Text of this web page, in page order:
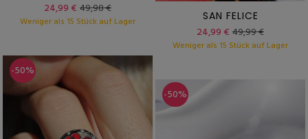
24,99 € 49,98 €
Weniger als 15 Stück auf Lager SAN FELICE
24,99 € 49,99 €
Weniger als 15 Stück auf Lager
-50%
-50%